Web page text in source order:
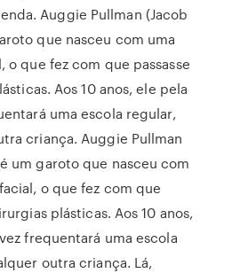
Auggie Pullman (Jacob
que nasceu com uma
o que fez com que passasse
Aos 10 anos, ele pela
uma escola regular,
criança. Auggie Pullman
um garoto que nasceu com
o que fez com que
plásticas. Aos 10 anos,
frequentará uma escola
outra criança. Lá,